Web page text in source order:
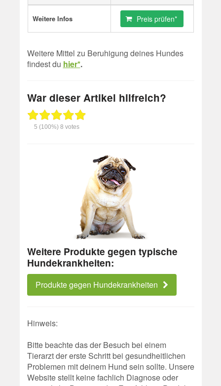
Weitere Infos Preis prüfen*
Weitere Mittel zu Beruhigung deines Hundes
findest du hier*.
War dieser Artikel hilfreich?
5 (100%) 8 votes
Weitere Produkte gegen typische
Hundekrankheiten:
Produkte gegen Hundekrankheiten
Hinweis:
Bitte beachte das der Besuch bei einem
Tierarzt der erste Schritt bei gesundheitlichen
Problemen mit deinem Hund sein sollte. Unsere
Website stellt keine fachlich Diagnose oder